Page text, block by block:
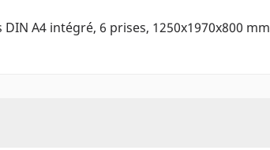
A4 intégré, 6 prises, 1250x1970x800 mm